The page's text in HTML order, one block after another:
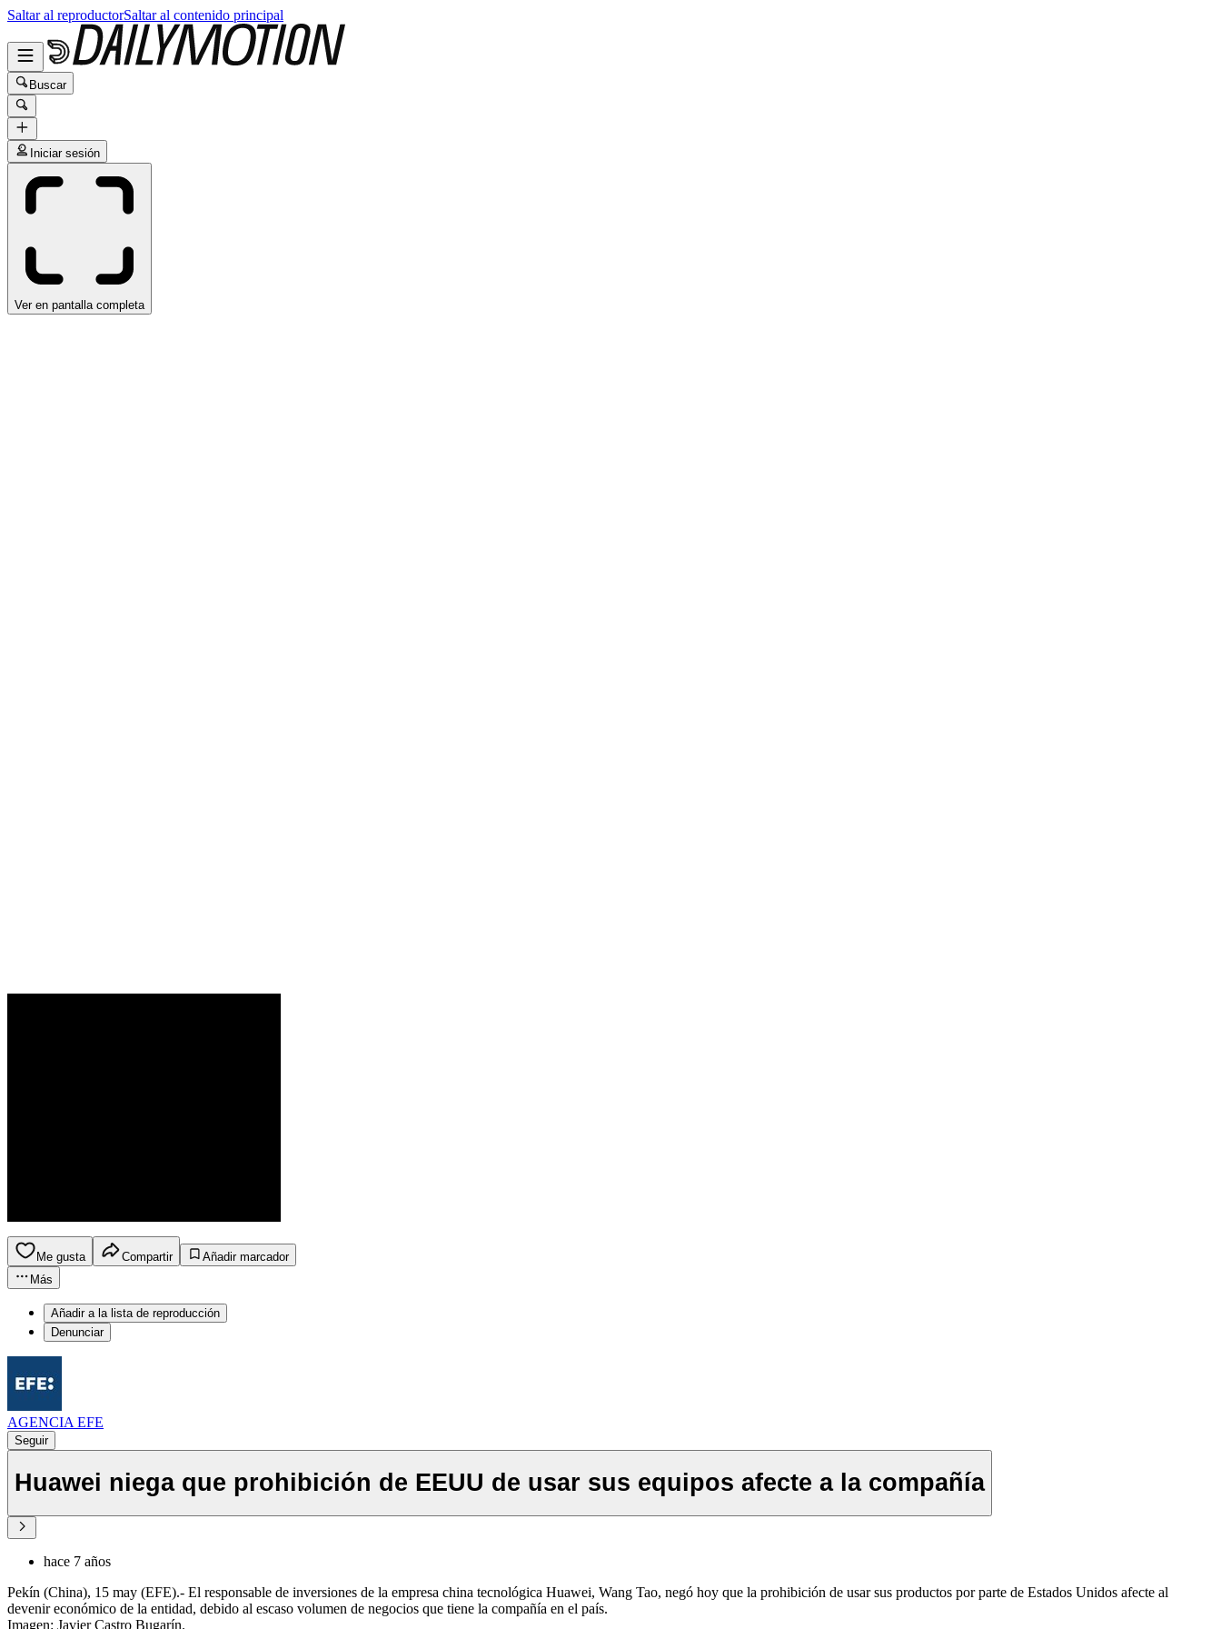
Saltar al reproductorSaltar al contenido principal
Buscar
Iniciar sesión
Ver en pantalla completa
Me gusta Compartir
Añadir marcador
Más
Añadir a la lista de reproducción
Denunciar
AGENCIA EFE
Seguir
Huawei niega que prohibición de EEUU de usar sus equipos afecte a la compañía
hace 7 años
Pekín (China), 15 may (EFE).- El responsable de inversiones de la empresa china tecnológica Huawei, Wang Tao, negó hoy que la prohibición de usar sus productos por parte de Estados Unidos afecte al
devenir económico de la entidad, debido al escaso volumen de negocios que tiene la compañía en el país.
Imagen: Javier Castro Bugarín.